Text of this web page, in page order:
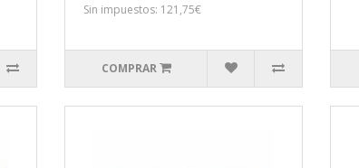
Sin impuestos: 121,75€
COMPRAR